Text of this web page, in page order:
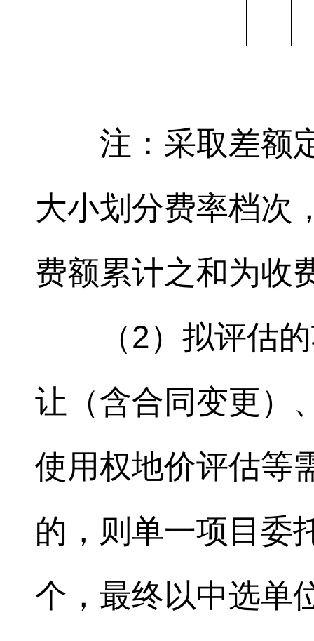
注：采取差额
大小划分费率档次
费额累计之和为收
（2）拟评估
让（含合同变更）
使用权地价评估等
的，则单一项目委
个，最终以中选单